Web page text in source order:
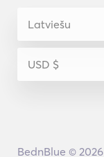
BednBlue © 2026